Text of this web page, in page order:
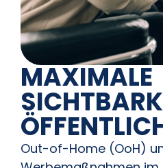
MAXIMALE
Out-of-Home (OoH)